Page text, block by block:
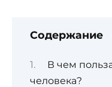
Содержание
В чем
человека?